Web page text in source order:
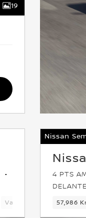
19
Van Delantera
Nissan
4 PTS
57,986